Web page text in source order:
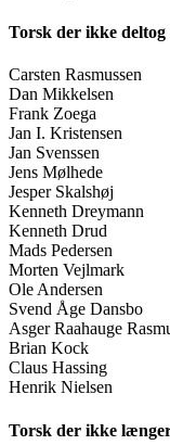
Torsk der ikke deltog
Carsten Rasmussen
Dan Mikkelsen
Frank Zoega
Jan I. Kristensen
Jan Svenssen
Jens Mølhede
Jesper Skalshøj
Kenneth Dreymann
Kenneth Drud
Mads Pedersen
Morten Vejlmark
Ole Andersen
Svend Åge Dansbo
Asger Raahauge
Brian Kock
Claus Hassing
Henrik Nielsen
Torsk der ikke